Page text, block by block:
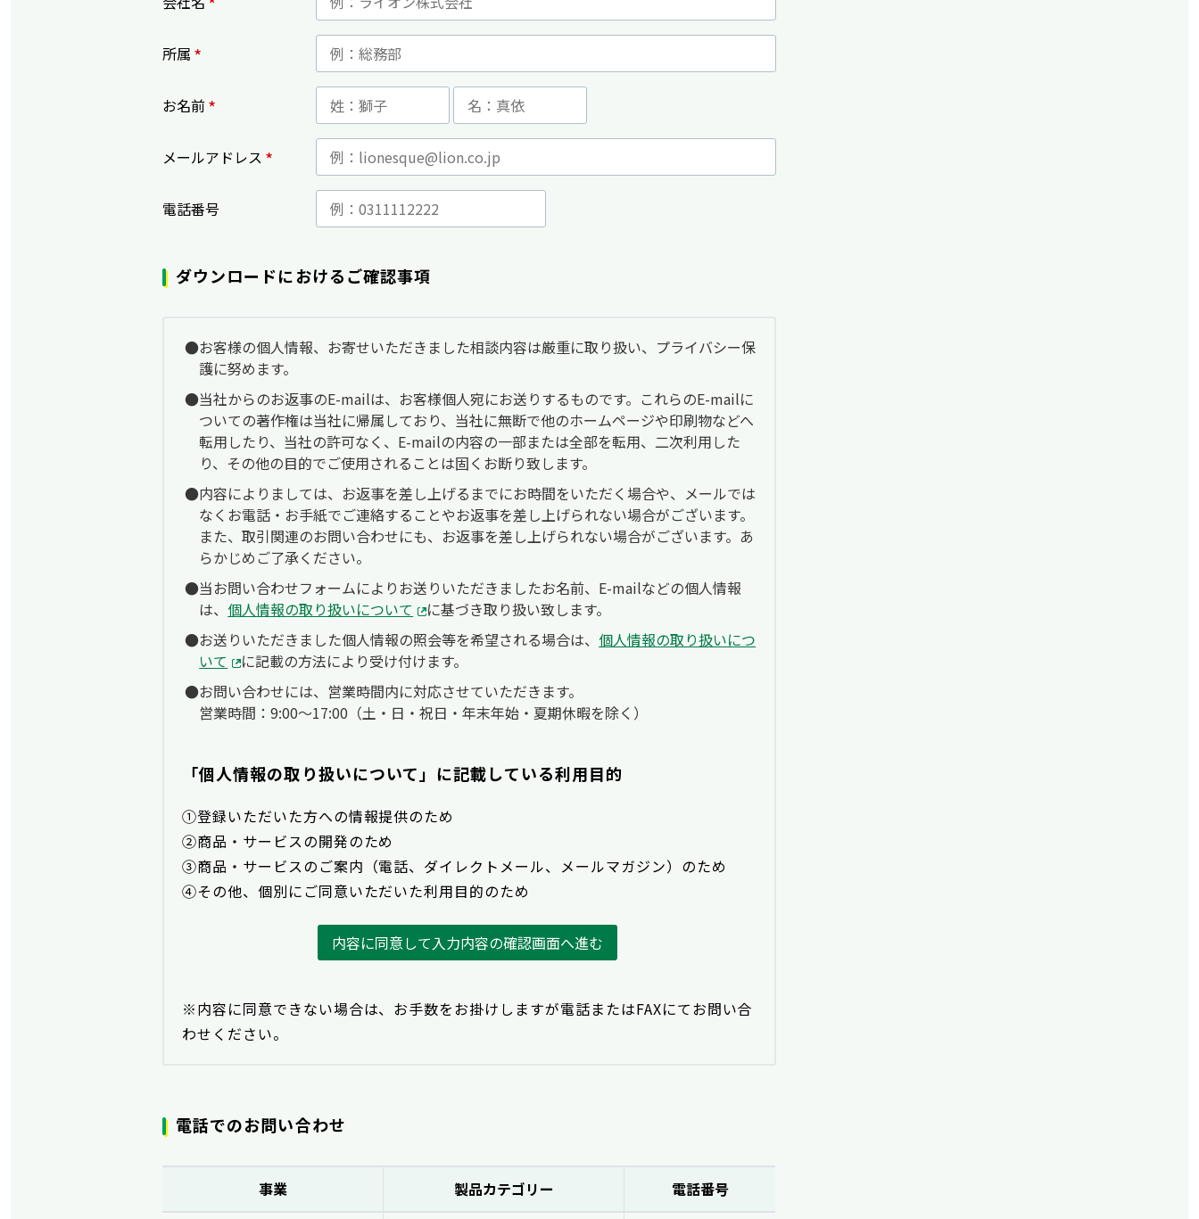
所属 *
お名前*
メールアドレス *
電話番号
ダウンロードにおけるご確認事項
お客様の個人情報、お寄せいただきました相談内容は厳重に取り扱い、プライバシー保
護に努めます。
当社からのお返事のE-mailは、お客様個人宛にお送りするものです。これらのE-mailに
ついての著作権は当社に帰属しており、当社に無断で他のホームページや印刷物などへ
転用したり、当社の許可なく、E-mailの内容の一部または全部を転用、二次利用した
り、その他の目的でご使用されることは固くお断り致します。
内容によりましては、お返事を差し上げるまでにお時間をいただく場合や、メールでは
なくお電話・お手紙でご連絡することやお返事を差し上げられない場合がございます。
また、取引関連のお問い合わせにも、お返事を差し上げられない場合がございます。あ
らかじめご了承ください。
当お問い合わせフォームによりお送りいただきましたお名前、E-mailなどの個人情報
は、 個人情報の取り扱いについて
に基づき取り扱い致します。
お送りいただきました個人情報の照会等を希望される場合は、 個人情報の取り扱いにつ
いて
に記載の方法により受け付けます。
お問い合わせには、営業時間内に対応させていただきます。
営業時間：9:00〜17:00（土・日・祝日・年末年始・夏期休暇を除く）
「個人情報の取り扱いについて」に記載している利用目的
①登録いただいた方への情報提供のため
②商品・サービスの開発のため
③商品・サービスのご案内（電話、ダイレクトメール、メールマガジン）のため
④その他、個別にご同意いただいた利用目的のため
内容に同意して入力内容の確認画面へ進む
※内容に同意できない場合は、お手数をお掛けしますが電話またはFAXにてお問い合
わせください。
電話でのお問い合わせ
事業 製品カテゴリー 電話番号